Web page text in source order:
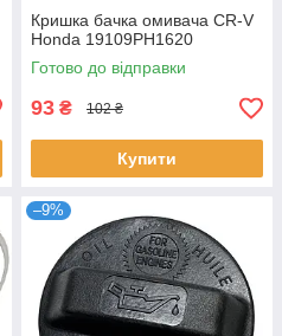
Кришка бачка омивача CR-V
Honda 19109PH1620
Готово до відправки
93 ₴ 102 ₴
Купити
–9%